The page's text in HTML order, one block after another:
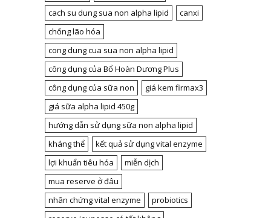
cach su dung sua non alpha lipid
canxi
chống lão hóa
cong dung cua sua non alpha lipid
công dụng của Bổ Hoàn Dương Plus
công dụng của sữa non
giá kem firmax3
giá sữa alpha lipid 450g
hướng dẫn sử dụng sữa non alpha lipid
kháng thể
kết quả sử dụng vital enzyme
lợi khuẩn tiêu hóa
miễn dịch
mua reserve ở đâu
nhân chứng vital enzyme
probiotics